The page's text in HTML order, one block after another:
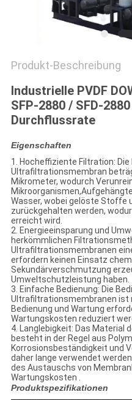
Produkt-Beschreibung
Industrielle PVDF
SFP-2880 / SFD-
Durchflussrate
Eigenschaften
1. Hocheffiziente Filtration:
Ultrafiltrationsmembran
Mikrometer, wodurch
Wasser, wobei gelöste Stoffe
zurückgehalten werden,
erreicht wird.
2. Energieeinsparung und
herkömmlichen
Ultrafiltrationsmembranen
erfordern keinen Einsatz
Sekundärverschmutzung
Umweltschutzleistung haben.
3. Einfache Bedienung: Die
Ultrafiltrationsmembranen ist
Bedienung und Wartung
Wartungskosten reduziert
4. Langlebigkeit: Das Material
besteht in der Regel aus
Korrosionsbeständigkeit und
daher lange verwendet
des Austauschs von
Wartungskosten .
Produktspezifikationen